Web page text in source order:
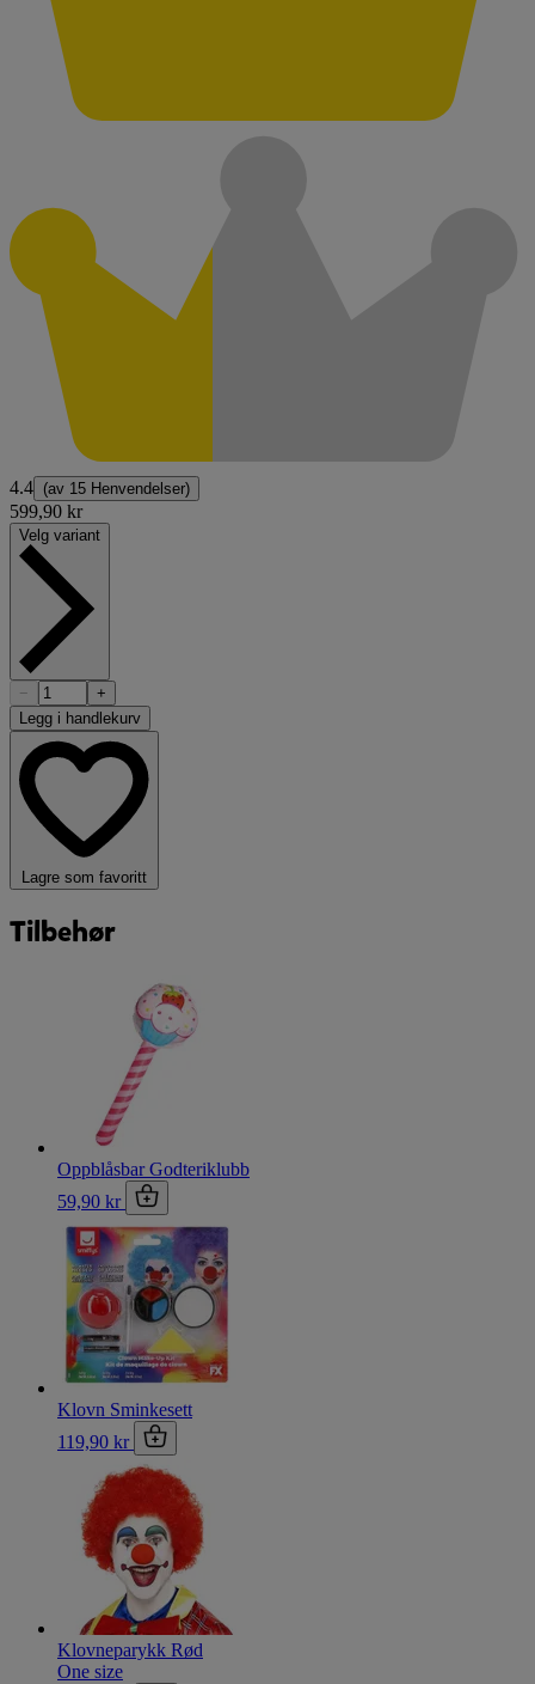
4.4 (av 15 Henvendelser)
599,90 kr
Velg variant
−
+
Legg i handlekurv
Lagre som favoritt
Tilbehør
Oppblåsbar Godteriklubb
59,90 kr
Klovn Sminkesett
119,90 kr
Klovneparykk Rød
One size